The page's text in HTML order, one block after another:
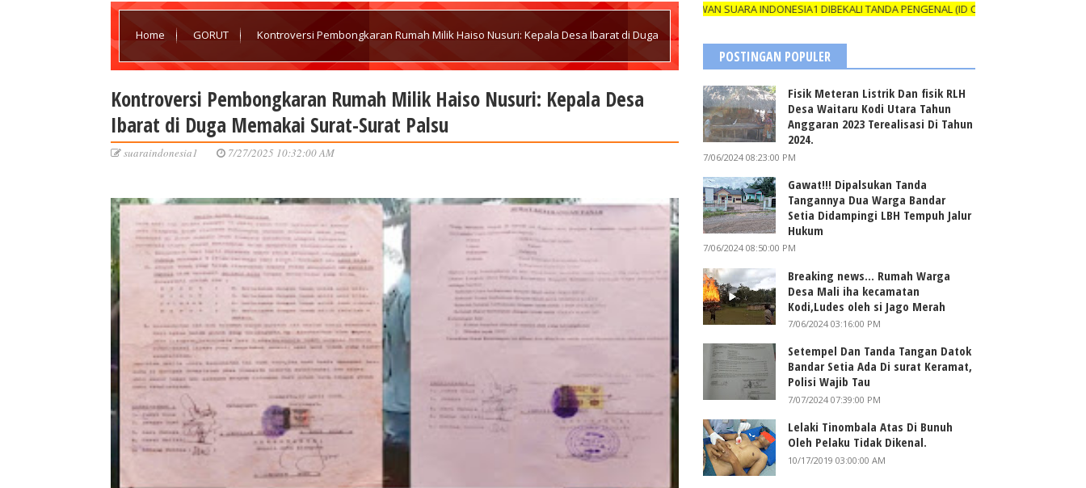
Home GORUT Kontroversi Pembongkaran Rumah Milik Haiso Nusuri: Kepala Desa Ibarat di Duga
Kontroversi Pembongkaran Rumah Milik Haiso Nusuri: Kepala Desa
Ibarat di Duga Memakai Surat-Surat Palsu
suaraindonesia1 7/27/2025 10:32:00 AM
WARTAWAN SUARA INDONESIA1 DIBEKALI TANDA PENGENAL (ID CARD) YANG MASIH BERLAKU DAN
POSTINGAN POPULER
Fisik Meteran Listrik Dan fisik RLH
Desa Waitaru Kodi Utara Tahun
Anggaran 2023 Terealisasi Di Tahun
2024.
7/06/2024 08:23:00 PM
Gawat!!! Dipalsukan Tanda
Tangannya Dua Warga Bandar
Setia Didampingi LBH Tempuh Jalur
Hukum
7/06/2024 08:50:00 PM
Breaking news... Rumah Warga
Desa Mali iha kecamatan
Kodi,Ludes oleh si Jago Merah
7/06/2024 03:16:00 PM
Setempel Dan Tanda Tangan Datok
Bandar Setia Ada Di surat Keramat,
Polisi Wajib Tau
7/07/2024 07:39:00 PM
Lelaki Tinombala Atas Di Bunuh
Oleh Pelaku Tidak Dikenal.
10/17/2019 03:00:00 AM